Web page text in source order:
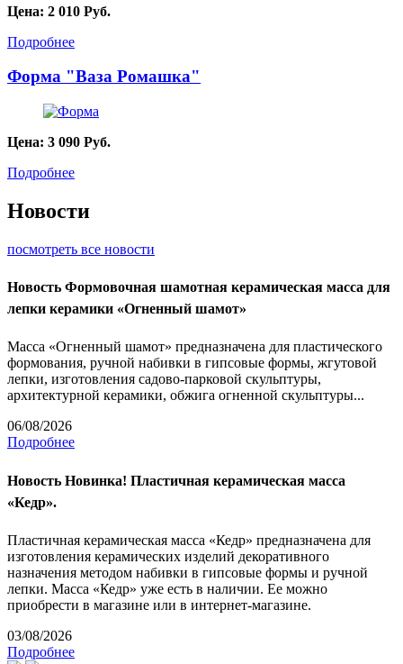
Цена: 2 010 Руб.
Подробнее
Форма "Ваза Ромашка"
Цена: 3 090 Руб.
Подробнее
Новости
посмотреть все новости
Новость Формовочная шамотная керамическая масса для
лепки керамики «Огненный шамот»
Масса «Огненный шамот» предназначена для пластического
формования, ручной набивки в гипсовые формы, жгутовой
лепки, изготовления садово-парковой скульптуры,
архитектурной керамики, обжига огненной скульптуры...
06/08/2026
Подробнее
Новость Новинка! Пластичная керамическая масса
«Кедр».
Пластичная керамическая масса «Кедр» предназначена для
изготовления керамических изделий декоративного
назначения методом набивки в гипсовые формы и ручной
лепки. Масса «Кедр» уже есть в наличии. Ее можно
приобрести в магазине или в интернет-магазине.
03/08/2026
Подробнее